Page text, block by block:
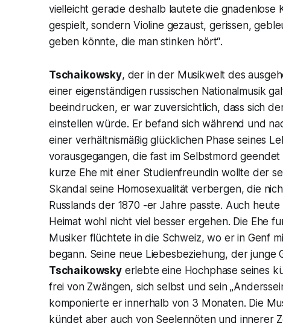
vielleicht gerade deshalb lautete die gnadenlose
gespielt, sondern Violine gezaust, gerissen,
geben könnte, die man stinken hört“.
Tschaikowsky, der in der Musikwelt des
einer eigenständigen russischen Nationalmusik
beeindrucken, er war zuversichtlich, dass sich
einstellen würde. Er befand sich während und
einer verhältnismäßig glücklichen Phase seines
vorausgegangen, die fast im Selbstmord
kurze Ehe mit einer Studienfreundin wollte der
Skandal seine Homosexualität verbergen, die
Russlands der 1870 -er Jahre passte. Auch
Heimat wohl nicht viel besser ergehen. Die Ehe
Musiker flüchtete in die Schweiz, wo er in Genf
begann. Seine neue Liebesbeziehung, der junge
Tschaikowskyerlebte eine Hochphase seines
frei von Zwängen, sich selbst und sein
komponierte er innerhalb von 3 Monaten. Die
kündet aber auch von Seelennöten und innerer